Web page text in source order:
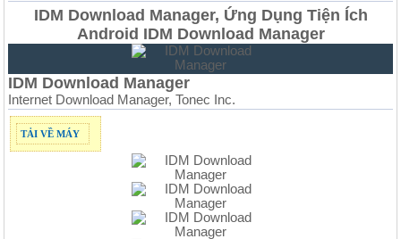
IDM Download Manager, Ứng Dụng Tiện Ích
Android IDM Download Manager
IDM Download Manager
Internet Download Manager, Tonec Inc.
TẢI VỀ MÁY